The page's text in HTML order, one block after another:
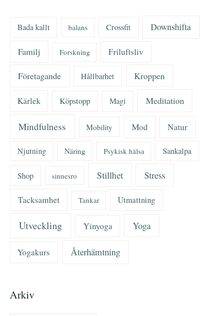
Bada kallt balans Crossfit Downshifta
Familj Forskning Friluftsliv
Företagande Hållbarhet Kroppen
Kärlek Köpstopp Magi Meditation
Mindfulness Mobility Mod Natur
Njutning Näring Psykisk hälsa Sankalpa
Shop sinnesro Stillhet Stress
Tacksamhet Tankar Utmattning
Utveckling Yinyoga Yoga
Yogakurs Återhämtning
Arkiv